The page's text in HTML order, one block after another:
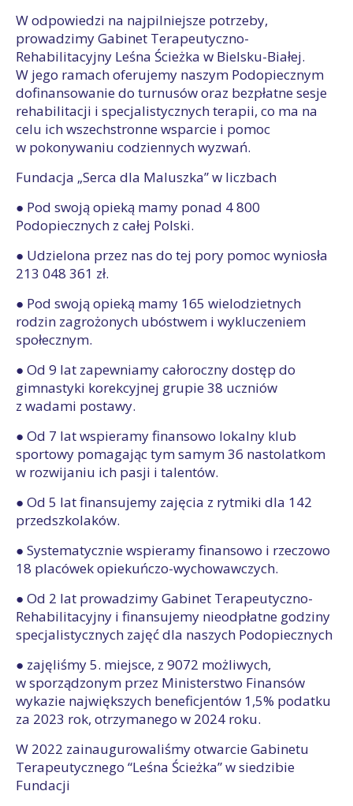
W odpowiedzi na najpilniejsze potrzeby,
prowadzimy Gabinet Terapeutyczno-
Rehabilitacyjny Leśna Ścieżka w Bielsku-Białej.
W jego ramach oferujemy naszym Podopiecznym
dofinansowanie do turnusów oraz bezpłatne sesje
rehabilitacji i specjalistycznych terapii, co ma na
celu ich wszechstronne wsparcie i pomoc
w pokonywaniu codziennych wyzwań.
Fundacja „Serca dla Maluszka” w liczbach
● Pod swoją opieką mamy ponad 4 800
Podopiecznych z całej Polski.
● Udzielona przez nas do tej pory pomoc wyniosła
213 048 361 zł.
● Pod swoją opieką mamy 165 wielodzietnych
rodzin zagrożonych ubóstwem i wykluczeniem
społecznym.
● Od 9 lat zapewniamy całoroczny dostęp do
gimnastyki korekcyjnej grupie 38 uczniów
z wadami postawy.
● Od 7 lat wspieramy finansowo lokalny klub
sportowy pomagając tym samym 36 nastolatkom
w rozwijaniu ich pasji i talentów.
● Od 5 lat finansujemy zajęcia z rytmiki dla 142
przedszkolaków.
● Systematycznie wspieramy finansowo i rzeczowo
18 placówek opiekuńczo-wychowawczych.
● Od 2 lat prowadzimy Gabinet Terapeutyczno-
Rehabilitacyjny i finansujemy nieodpłatne godziny
specjalistycznych zajęć dla naszych Podopiecznych
● zajęliśmy 5. miejsce, z 9072 możliwych,
w sporządzonym przez Ministerstwo Finansów
wykazie największych beneficjentów 1,5% podatku
za 2023 rok, otrzymanego w 2024 roku.
W 2022 zainaugurowaliśmy otwarcie Gabinetu
Terapeutycznego “Leśna Ścieżka” w siedzibie
Fundacji